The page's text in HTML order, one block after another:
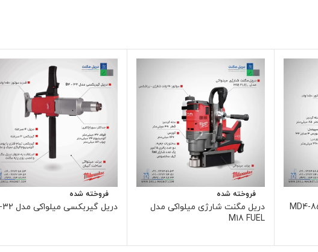
فروخته شده
دریل مگنت شارژی میلواکی مدل
M18 FUEL
فروخته شده
دریل گیربکسی میلواکی مدل B4-32